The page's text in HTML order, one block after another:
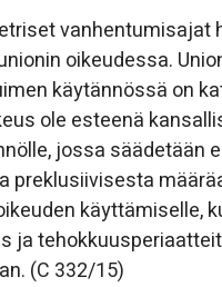
vanhentumisajat
oikeudessa.
käytännössä on
ole esteenä
jossa säädetään
preklusiivisesta
käyttämiselle,
ja
(C 332/15)